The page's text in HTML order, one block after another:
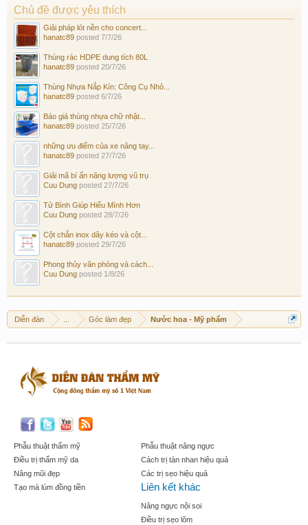
Chủ đề được yêu thích
Giải pháp lót nền cho concert...
hanatc89 posted 7/7/26
Thùng rác HDPE dung tích 80L
hanatc89 posted 20/7/26
Thùng Nhựa Nắp Kín: Công Cụ Nhỏ...
hanatc89 posted 6/7/26
Báo giá thùng nhựa chữ nhật...
hanatc89 posted 25/7/26
những ưu điểm của xe nâng tay...
hanatc89 posted 27/7/26
Giải mã bí ẩn năng lượng vũ trụ
Cuu Dung posted 27/7/26
Tử Bình Giúp Hiểu Mình Hơn
Cuu Dung posted 28/7/26
Cột chắn inox dây kéo và cột...
hanatc89 posted 29/7/26
Phong thủy văn phòng và cách...
Cuu Dung posted 1/8/26
Diễn đàn Góc làm đẹp Nước hoa - Mỹ phẩm
Phẫu thuật thẩm mỹ
Điều trị thẩm mỹ da
Nâng mũi đẹp
Tạo mà lúm đồng tiền
Phẫu thuật nâng ngực
Cách trị tàn nhan hiệu quả
Các trị sẹo hiệu quả
Liên kết khác
Nâng ngực nội soi
Điều trị sẹo lõm